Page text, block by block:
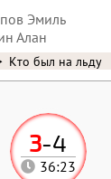
3-4
36:23
Эмиль
Алан
Кто был на льду